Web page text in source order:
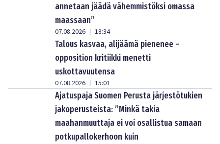
annetaan jäädä vähemmistöksi omassa
maassaan”
07.08.2026 | 18:34
Talous kasvaa, alijäämä pienenee –
opposition kritiikki menetti
uskottavuutensa
07.08.2026 | 15:01
Ajatuspaja Suomen Perusta järjestötukien
jakoperusteista: ”Minkä takia
maahanmuuttaja ei voi osallistua samaan
potkupallokerhoon kuin